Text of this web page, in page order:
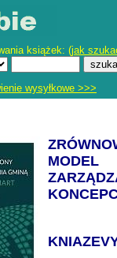
książek: (jak
wysyłkowe >>>
MODEL